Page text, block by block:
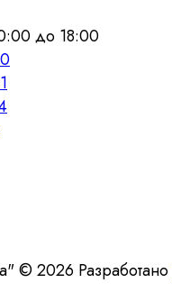
до 18:00
© 2026 Разработано